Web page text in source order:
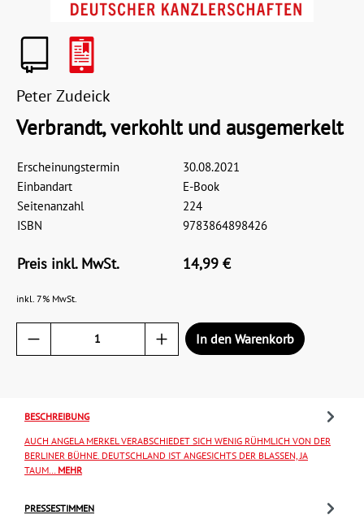
Peter Zudeick
Verbrandt, verkohlt und ausgemerkelt
Erscheinungstermin
30.08.2021
Einbandart
E-Book
Seitenanzahl
224
ISBN
9783864898426
Preis inkl. MwSt. 14,99 €
inkl. 7% MwSt.
In den Warenkorb
BESCHREIBUNG
AUCH ANGELA MERKEL VERABSCHIEDET SICH WENIG RÜHMLICH VON DER
BERLINER BÜHNE. DEUTSCHLAND IST ANGESICHTS DER BLASSEN, JA
TAUM… MEHR
PRESSESTIMMEN